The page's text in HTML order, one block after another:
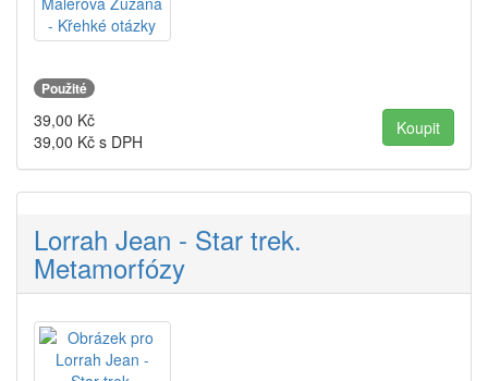
Použité
39,00 Kč
39,00 Kč s DPH
Lorrah Jean - Star trek.
Metamorfózy